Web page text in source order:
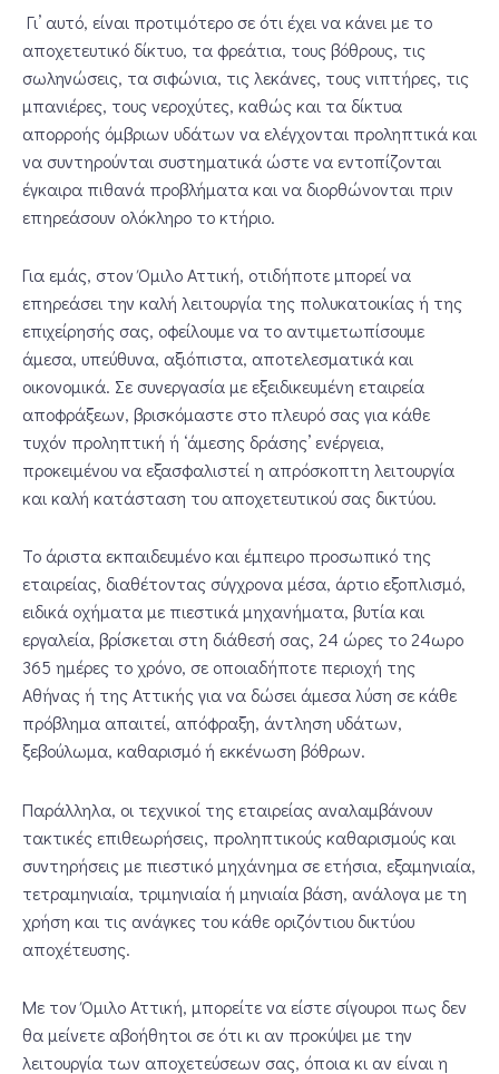
Γι’ αυτό, είναι προτιμότερο σε ότι έχει να κάνει με το
αποχετευτικό δίκτυο, τα φρεάτια, τους βόθρους, τις
σωληνώσεις, τα σιφώνια, τις λεκάνες, τους νιπτήρες, τις
μπανιέρες, τους νεροχύτες, καθώς και τα δίκτυα
απορροής όμβριων υδάτων να ελέγχονται προληπτικά και
να συντηρούνται συστηματικά ώστε να εντοπίζονται
έγκαιρα πιθανά προβλήματα και να διορθώνονται πριν
επηρεάσουν ολόκληρο το κτήριο.
Για εμάς, στον Όμιλο Αττική, οτιδήποτε μπορεί να
επηρεάσει την καλή λειτουργία της πολυκατοικίας ή της
επιχείρησής σας, οφείλουμε να το αντιμετωπίσουμε
άμεσα, υπεύθυνα, αξιόπιστα, αποτελεσματικά και
οικονομικά. Σε συνεργασία με εξειδικευμένη εταιρεία
αποφράξεων, βρισκόμαστε στο πλευρό σας για κάθε
τυχόν προληπτική ή ‘άμεσης δράσης’ ενέργεια,
προκειμένου να εξασφαλιστεί η απρόσκοπτη λειτουργία
και καλή κατάσταση του αποχετευτικού σας δικτύου.
Το άριστα εκπαιδευμένο και έμπειρο προσωπικό της
εταιρείας, διαθέτοντας σύγχρονα μέσα, άρτιο εξοπλισμό,
ειδικά οχήματα με πιεστικά μηχανήματα, βυτία και
εργαλεία, βρίσκεται στη διάθεσή σας, 24 ώρες το 24ωρο
365 ημέρες το χρόνο, σε οποιαδήποτε περιοχή της
Αθήνας ή της Αττικής για να δώσει άμεσα λύση σε κάθε
πρόβλημα απαιτεί, απόφραξη, άντληση υδάτων,
ξεβούλωμα, καθαρισμό ή εκκένωση βόθρων.
Παράλληλα, οι τεχνικοί της εταιρείας αναλαμβάνουν
τακτικές επιθεωρήσεις, προληπτικούς καθαρισμούς και
συντηρήσεις με πιεστικό μηχάνημα σε ετήσια, εξαμηνιαία,
τετραμηνιαία, τριμηνιαία ή μηνιαία βάση, ανάλογα με τη
χρήση και τις ανάγκες του κάθε οριζόντιου δικτύου
αποχέτευσης.
Με τον Όμιλο Αττική, μπορείτε να είστε σίγουροι πως δεν
θα μείνετε αβοήθητοι σε ότι κι αν προκύψει με την
λειτουργία των αποχετεύσεων σας, όποια κι αν είναι η